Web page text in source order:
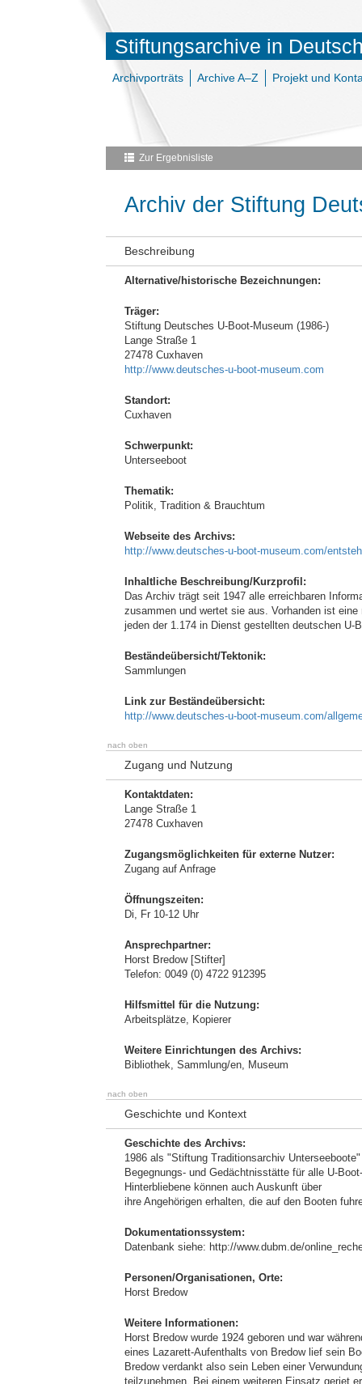
Stiftungsarchive in
Archivporträts Archive A–Z Projekt und
Zur Ergebnisliste
Archiv der Stiftung
Beschreibung
Alternative/historische Bezeichnungen:
Träger:
Stiftung Deutsches U-Boot-Museum (1986-)
Lange Straße 1
27478 Cuxhaven
http://www.deutsches-u-boot-museum.com
Standort:
Cuxhaven
Schwerpunkt:
Unterseeboot
Thematik:
Politik, Tradition & Brauchtum
Webseite des Archivs:
http://www.deutsches-u-boot-museum.com/
Inhaltliche Beschreibung/Kurzprofil:
Das Archiv trägt seit 1947 alle erreichbaren
zusammen und wertet sie aus. Vorhanden ist
jeden der 1.174 in Dienst gestellten deutschen U-
Beständeübersicht/Tektonik:
Sammlungen
Link zur Beständeübersicht:
http://www.deutsches-u-boot-museum.com/
nach oben
Zugang und Nutzung
Kontaktdaten:
Lange Straße 1
27478 Cuxhaven
Zugangsmöglichkeiten für externe Nutzer:
Zugang auf Anfrage
Öffnungszeiten:
Di, Fr 10-12 Uhr
Ansprechpartner:
Horst Bredow [Stifter]
Telefon: 0049 (0) 4722 912395
Hilfsmittel für die Nutzung:
Arbeitsplätze, Kopierer
Weitere Einrichtungen des Archivs:
Bibliothek, Sammlung/en, Museum
nach oben
Geschichte und Kontext
Geschichte des Archivs:
1986 als "Stiftung Traditionsarchiv
Begegnungs- und Gedächtnisstätte für alle U-
Hinterbliebene können auch Auskunft über
ihre Angehörigen erhalten, die auf den Booten
Dokumentationssystem:
Datenbank siehe: http://www.dubm.de/
Personen/Organisationen, Orte:
Horst Bredow
Weitere Informationen:
Horst Bredow wurde 1924 geboren und war
eines Lazarett-Aufenthalts von Bredow lief sein
Bredow verdankt also sein Leben einer
teilzunehmen. Bei einem weiteren Einsatz geriet